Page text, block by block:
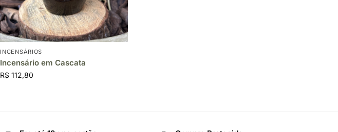
INCENSÁRIOS
Incensário em Cascata
R$ 112,80